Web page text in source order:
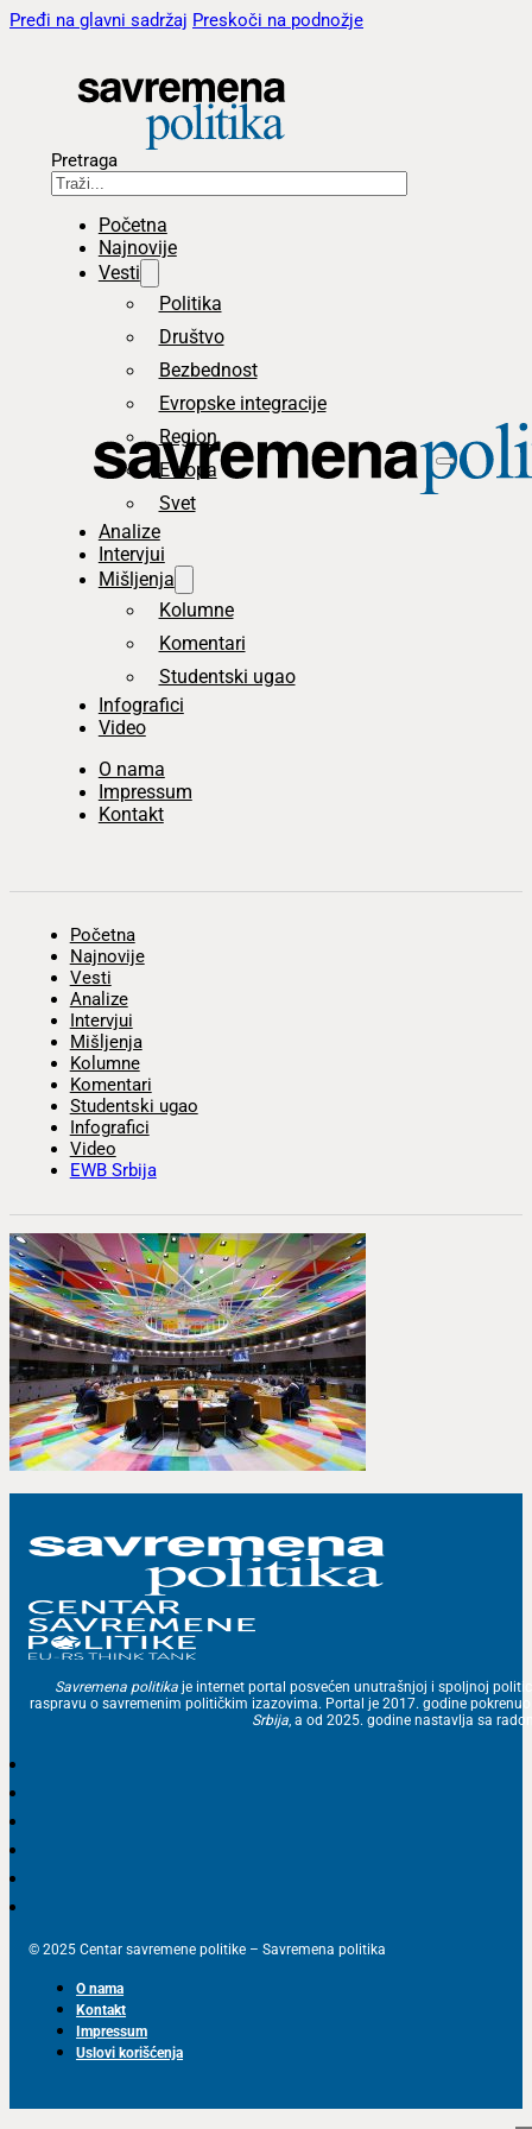
Pređi na glavni sadržaj Preskoči na podnožje
Pretraga
Početna
Najnovije
Vesti
Politika
Društvo
Bezbednost
Evropske integracije
Region
Evropa
Svet
Analize
Intervjui
Mišljenja
Kolumne
Komentari
Studentski ugao
Infografici
Video
O nama
Impressum
Kontakt
Početna
Najnovije
Vesti
Analize
Intervjui
Mišljenja
Kolumne
Komentari
Studentski ugao
Infografici
Video
EWB Srbija
Savremena politika je internet portal posvećen unutrašnjoj i spoljnoj
raspravu o savremenim političkim izazovima. Portal je 2017. godine
Srbija, a od 2025. godine nastavlja sa
© 2025 Centar savremene politike – Savremena politika
O nama
Kontakt
Impressum
Uslovi korišćenja